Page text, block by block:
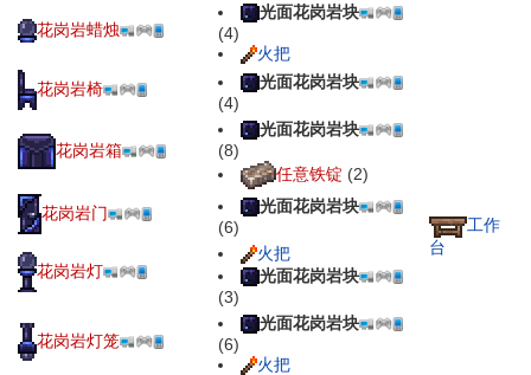
工作
台
花岗岩蜡烛
光面花岗岩块
(4)
火把
花岗岩椅
光面花岗岩块
(4)
花岗岩箱
光面花岗岩块
(8)
任意铁锭 (2)
花岗岩门
光面花岗岩块
(6)
花岗岩灯
火把
光面花岗岩块
(3)
花岗岩灯笼
光面花岗岩块
(6)
火把